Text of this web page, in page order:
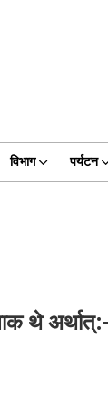
विभाग पर्यटन
थे अर्थात्:-